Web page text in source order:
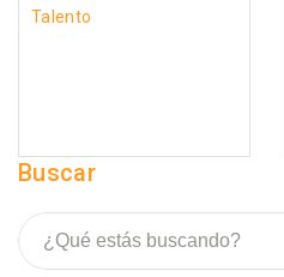
Talento
Buscar